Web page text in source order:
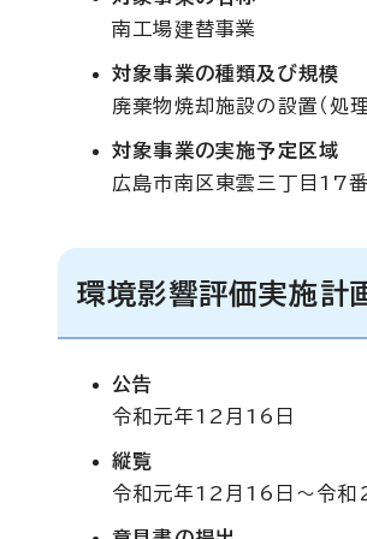
南工場建替事業
対象事業の種類及び規模
廃棄物焼却施設の設置（処
対象事業の実施予定区域
広島市南区東雲三丁目17
環境影響評価実施計
公告
令和元年12月16日
縦覧
令和元年12月16日～令和